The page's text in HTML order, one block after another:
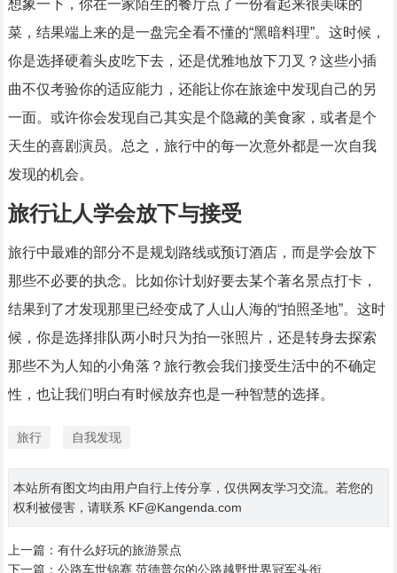
想象一下，你在一家陌生的餐厅点了一份看起来很美味的
菜，结果端上来的是一盘完全看不懂的“黑暗料理”。这时候，
你是选择硬着头皮吃下去，还是优雅地放下刀叉？这些小插
曲不仅考验你的适应能力，还能让你在旅途中发现自己的另
一面。或许你会发现自己其实是个隐藏的美食家，或者是个
天生的喜剧演员。总之，旅行中的每一次意外都是一次自我
发现的机会。
旅行让人学会放下与接受
旅行中最难的部分不是规划路线或预订酒店，而是学会放下
那些不必要的执念。比如你计划好要去某个著名景点打卡，
结果到了才发现那里已经变成了人山人海的“拍照圣地”。这时
候，你是选择排队两小时只为拍一张照片，还是转身去探索
那些不为人知的小角落？旅行教会我们接受生活中的不确定
性，也让我们明白有时候放弃也是一种智慧的选择。
旅行 自我发现
本站所有图文均由用户自行上传分享，仅供网友学习交流。若您的
权利被侵害，请联系 KF@Kangenda.com
上一篇： 有什么好玩的旅游景点
下一篇： 公路车世锦赛 范德普尔的公路越野世界冠军头衔